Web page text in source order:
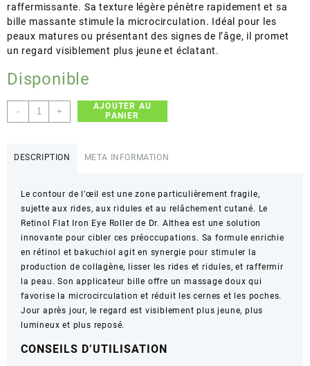
raffermissante. Sa texture légère pénètre rapidement et sa
bille massante stimule la microcirculation. Idéal pour les
peaux matures ou présentant des signes de l’âge, il promet
un regard visiblement plus jeune et éclatant.
Disponible
-
quantité
de
Flat
Iron
Eye
Roller
–
Anti-
âge,
Lissant
–
25ml
+
AJOUTER AU
PANIER
DESCRIPTION META INFORMATION
Le contour de l’œil est une zone particulièrement fragile,
sujette aux rides, aux ridules et au relâchement cutané. Le
Retinol Flat Iron Eye Roller de Dr. Althea est une solution
innovante pour cibler ces préoccupations. Sa formule enrichie
en rétinol et bakuchiol agit en synergie pour stimuler la
production de collagène, lisser les rides et ridules, et raffermir
la peau. Son applicateur bille offre un massage doux qui
favorise la microcirculation et réduit les cernes et les poches.
Jour après jour, le regard est visiblement plus jeune, plus
lumineux et plus reposé.
CONSEILS D’UTILISATION